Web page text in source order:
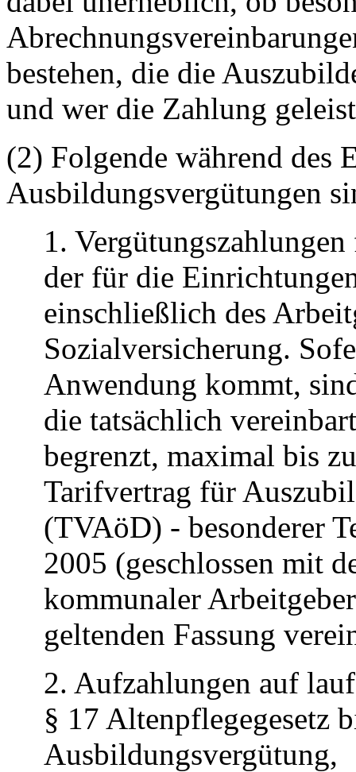
bestehen, die die
und wer die Zahlung
(2) Folgende während des
Ausbildungsvergütungen
1.
der für die
einschließlich des
Sozialversicherung.
Anwendung kommt,
die tatsächlich
begrenzt, maximal bis
Tarifvertrag für
(TVAöD) - besonderer
2005 (geschlossen mit
kommunaler
geltenden Fassung
2. Aufzahlungen auf
§ 17 Altenpflegegesetz
Ausbildungsvergütung,